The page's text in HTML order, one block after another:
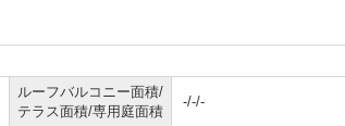
ルーフバルコニー面積/
テラス面積/専用庭面積
-/-/-